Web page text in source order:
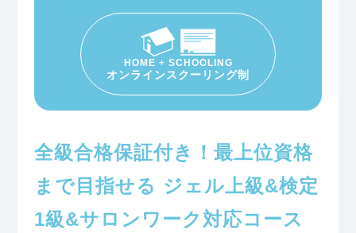
HOME + SCHOOLING
オンラインスクーリング制
全級合格保証付き！最上位資格
まで目指せる ジェル上級&検定
1級&サロンワーク対応コース